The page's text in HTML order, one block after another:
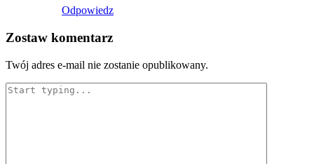
Odpowiedz
Zostaw komentarz
Twój adres e-mail nie zostanie opublikowany.